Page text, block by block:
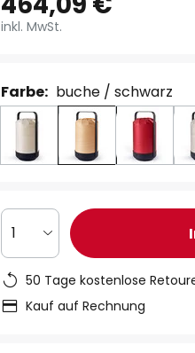
inkl. MwSt.
Farbe: buche / schwarz
1
50 Tage kostenlose
Kauf auf Rechnung